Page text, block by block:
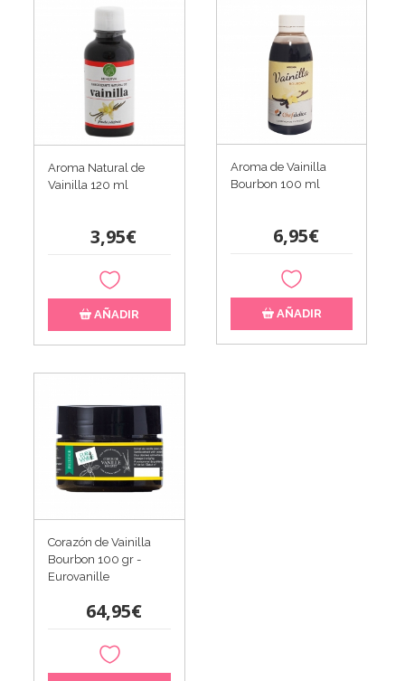
Aroma Natural de
Vainilla 120 ml
3,95€
AÑADIR
Aroma de Vainilla
Bourbon 100 ml
6,95€
AÑADIR
Corazón de Vainilla
Bourbon 100 gr -
Eurovanille
64,95€